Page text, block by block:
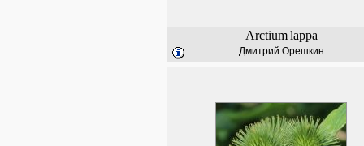
Arctium lappa
Дмитрий Орешкин